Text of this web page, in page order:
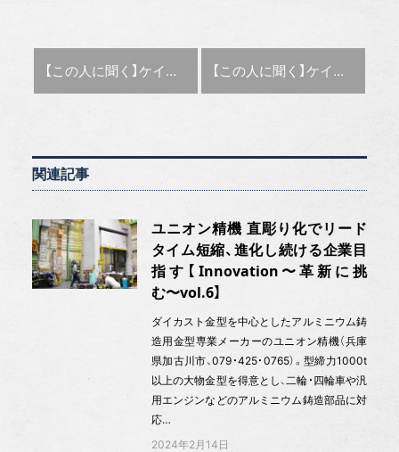
前の記事 :
【この人に聞く】ケイパブル 河原洋逸社長 海外取引、営業を支援 次の記事 :
【この人に聞く】ケイパブル 河原洋逸社長 海外取引、営業を支援
関連記事
ユニオン精機 直彫り化でリード
タイム短縮、進化し続ける企業目
指す【Innovation〜革新に挑
む〜vol.6】
ダイカスト金型を中心としたアルミニウム鋳
造用金型専業メーカーのユニオン精機（兵庫
県加古川市、079・425・0765）。型締力1000t
以上の大物金型を得意とし、二輪・四輪車や汎
用エンジンなどのアルミニウム鋳造部品に対
応…
2024年2月14日